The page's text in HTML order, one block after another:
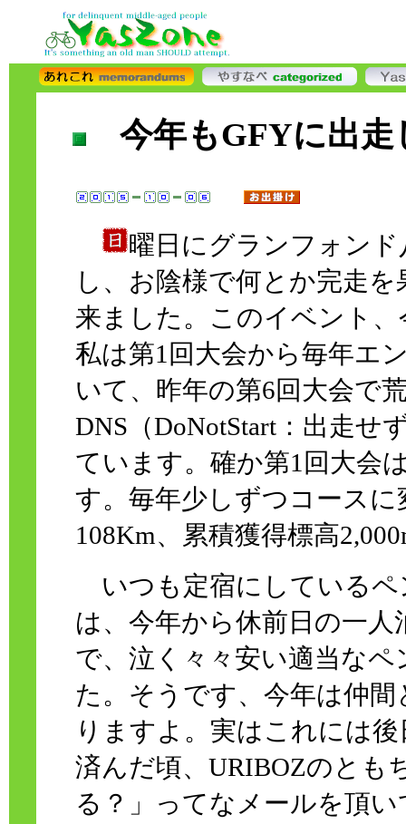
今年もGFYに出
曜日にグランフォン
し、お陰様で何とか完走
来ました。このイベント、
私は第1回大会から毎年エ
いて、昨年の第6回大会で
DNS（DoNotStart：出走せ
ています。確か第1回大会
す。毎年少しずつコース
108Km、累積獲得標高
いつも定宿にしているペ
は、今年から休前日の一
で、泣く々々安い適当な
た。そうです、今年は仲
りますよ。実はこれには
済んだ頃、URIBOZのとも
る？」ってなメールを頂